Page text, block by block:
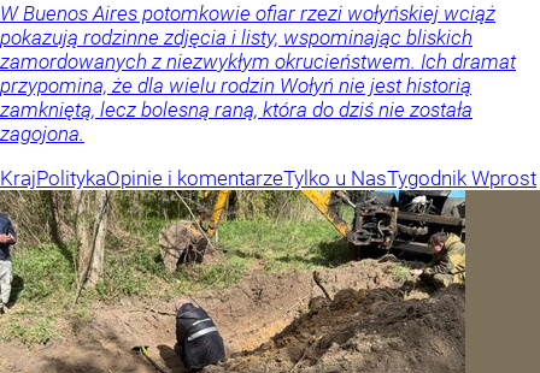
W Buenos Aires potomkowie ofiar rzezi wołyńskiej wciąż
pokazują rodzinne zdjęcia i listy, wspominając bliskich
zamordowanych z niezwykłym okrucieństwem. Ich dramat
przypomina, że dla wielu rodzin Wołyń nie jest historią
zamkniętą, lecz bolesną raną, która do dziś nie została
zagojona.
KrajPolitykaOpinie i komentarzeTylko u NasTygodnik Wprost